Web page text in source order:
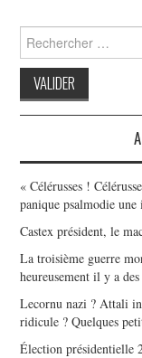
for:
« Célérusses !
panique psalmodie
Castex président, le
La troisième guerre
heureusement il y a
Lecornu nazi ? Attali
ridicule ? Quelques
Élection présidentielle